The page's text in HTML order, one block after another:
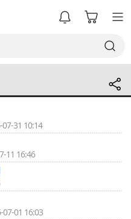
31 10:14
11 16:46
01 16:03